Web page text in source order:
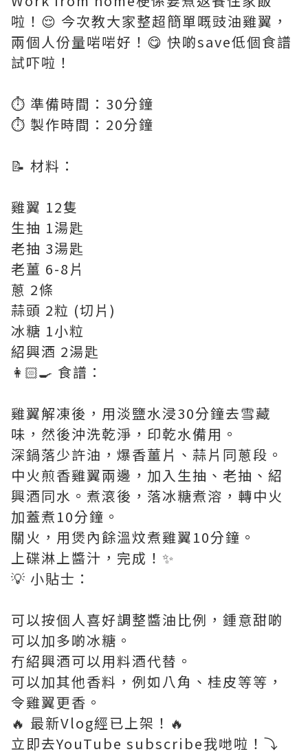
啦！😌 今次教大家整超簡單嘅豉油雞翼，
兩個人份量啱啱好！😋 快啲save低個食譜
試吓啦！
⏱️ 準備時間：30分鐘
⏱️ 製作時間：20分鐘
📝 材料：
雞翼 12隻
生抽 1湯匙
老抽 3湯匙
老薑 6-8片
蔥 2條
蒜頭 2粒 (切片)
冰糖 1小粒
紹興酒 2湯匙
👩🏻‍🍳 食譜：
雞翼解凍後，用淡鹽水浸30分鐘去雪藏
味，然後沖洗乾淨，印乾水備用。
深鍋落少許油，爆香薑片、蒜片同蔥段。
中火煎香雞翼兩邊，加入生抽、老抽、紹
興酒同水。煮滾後，落冰糖煮溶，轉中火
加蓋煮10分鐘。
關火，用煲內餘溫炆煮雞翼10分鐘。
上碟淋上醬汁，完成！✨
💡 小貼士：
可以按個人喜好調整醬油比例，鍾意甜啲
可以加多啲冰糖。
冇紹興酒可以用料酒代替。
可以加其他香料，例如八角、桂皮等等，
令雞翼更香。
🔥 最新Vlog經已上架！🔥
立即去YouTube subscribe我哋啦！⤵️